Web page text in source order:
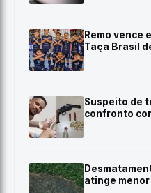
Remo vence
Taça Brasil
Suspeito de
confronto
atinge